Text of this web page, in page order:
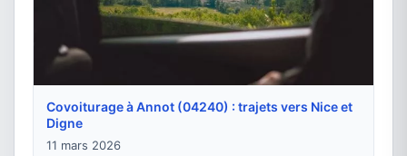
Covoiturage à Annot (04240) : trajets vers Nice et
Digne
11 mars 2026